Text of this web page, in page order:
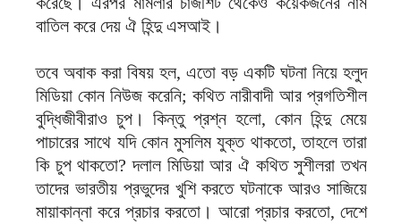
বাতিল করে দেয় ঐ হিন্দু এসআই।
তবে অবাক করা বিষয় হল, এতো বড় একটি ঘটনা নিয়ে হলুদ
মিডিয়া কোন নিউজ করেনি; কথিত নারীবাদী আর প্রগতিশীল
বুদ্ধিজীবীরাও চুপ। কিন্তু প্রশ্ন হলো, কোন হিন্দু মেয়ে
পাচারের সাথে যদি কোন মুসলিম যুক্ত থাকতো, তাহলে তারা
কি চুপ থাকতো? দলাল মিডিয়া আর ঐ কথিত সুশীলরা তখন
তাদের ভারতীয় প্রভুদের খুশি করতে ঘটনাকে আরও সাজিয়ে
মায়াকান্না করে প্রচার করতো। আরো প্রচার করতো, দেশে